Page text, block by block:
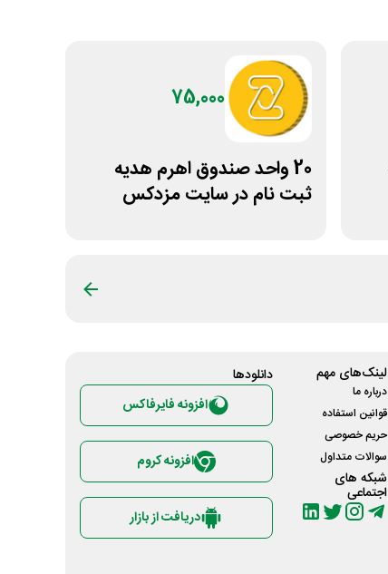
75,000
20 واحد صندوق اهرم هدیه
ثبت نام در سایت مزدکس
لینک‌های مهم
درباره ما
قوانین استفاده
حریم خصوصی
سوالات متداول
شبکه های
اجتماعی
دانلود‌ها
افزونه فایرفاکس
افزونه کروم
دریافت از بازار